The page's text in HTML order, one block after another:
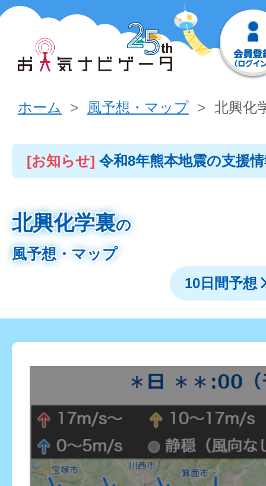
ホーム 風予想・マップ 北興化
[お知らせ] 令和8年熊本地震の支援
北興化学裏の
風予想・マップ
10日間予想